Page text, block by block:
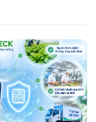
để nâng cao